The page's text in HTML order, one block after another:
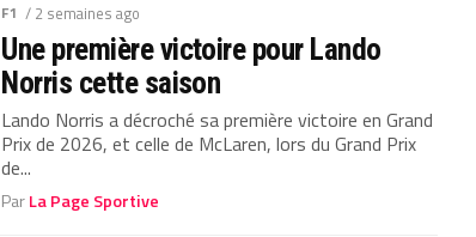
F1 / 2 semaines ago
Une première victoire pour Lando
Norris cette saison
Lando Norris a décroché sa première victoire en Grand
Prix de 2026, et celle de McLaren, lors du Grand Prix
de...
ParLa Page Sportive